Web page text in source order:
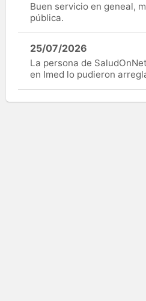
Buen servicio en geneal,
pública.
25/07/2026
La persona de
en Imed lo pudieron